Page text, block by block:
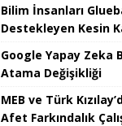
Bilim İnsanları
Destekleyen Kesin
Google Yapay Zeka
Atama Değişikliği
MEB ve Türk
Afet Farkındalık